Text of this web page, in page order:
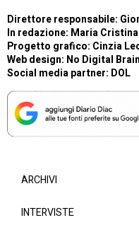
Direttore responsabile:
In redazione: Maria
Progetto grafico: Cinzia
Web design: No Digital Brain
Social media partner: DOL
ARCHIVI
INTERVISTE